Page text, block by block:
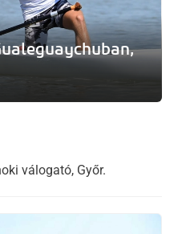
válogató, Győr.